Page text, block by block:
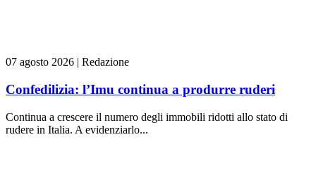
07 agosto 2026 | Redazione
Confedilizia: l’Imu continua a produrre ruderi
Continua a crescere il numero degli immobili ridotti allo stato di
rudere in Italia. A evidenziarlo...